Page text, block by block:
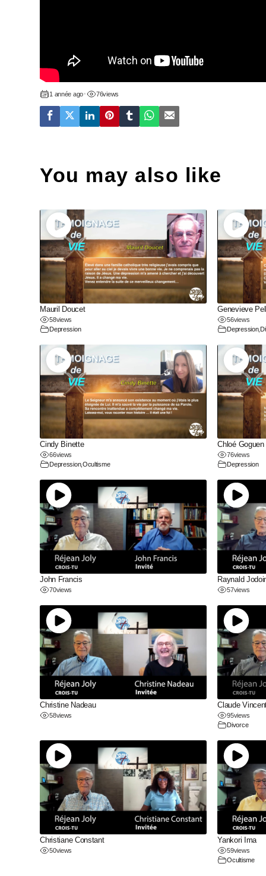
1 année ago• 76views
You may also like
Mauril Doucet
58views
Depression
Genevieve
56views
Depression,
Cindy Binette
66views
Depression,Ocultisme
Chloé Goguen
76views
Depression
John Francis
70views
Raynald
57views
Christine Nadeau
58views
Claude
95views
Divorce
Christiane Constant
50views
Yankori Ima
59views
Ocultisme